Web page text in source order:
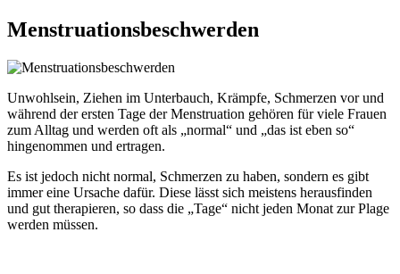
Menstruationsbeschwerden
Unwohlsein, Ziehen im Unterbauch, Krämpfe, Schmerzen vor und
während der ersten Tage der Menstruation gehören für viele Frauen
zum Alltag und werden oft als „normal“ und „das ist eben so“
hingenommen und ertragen.
Es ist jedoch nicht normal, Schmerzen zu haben, sondern es gibt
immer eine Ursache dafür. Diese lässt sich meistens herausfinden
und gut therapieren, so dass die „Tage“ nicht jeden Monat zur Plage
werden müssen.